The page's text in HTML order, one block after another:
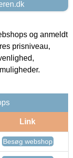
og anmeldt
prisniveau,
Link
Besøg webshop